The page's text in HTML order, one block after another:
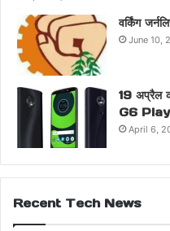
वर्किंग
June 10,
19 अप्रैल
G6
April 6,
Recent Tech News